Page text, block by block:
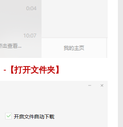
- 【打开文件夹】